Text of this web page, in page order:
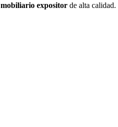
mobiliario expositor de alta calidad.